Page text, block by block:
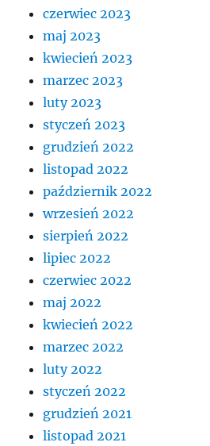
czerwiec 2023
maj 2023
kwiecień 2023
marzec 2023
luty 2023
styczeń 2023
grudzień 2022
listopad 2022
październik 2022
wrzesień 2022
sierpień 2022
lipiec 2022
czerwiec 2022
maj 2022
kwiecień 2022
marzec 2022
luty 2022
styczeń 2022
grudzień 2021
listopad 2021